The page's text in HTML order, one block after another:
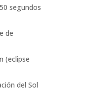
segundos
de
(eclipse
del Sol